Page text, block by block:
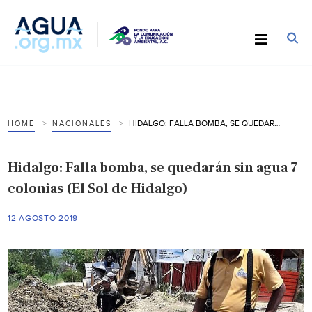
HOME NACIONALES
Hidalgo: Falla bomba, se quedarán sin agua 7
colonias (El Sol de Hidalgo)
12 AGOSTO 2019